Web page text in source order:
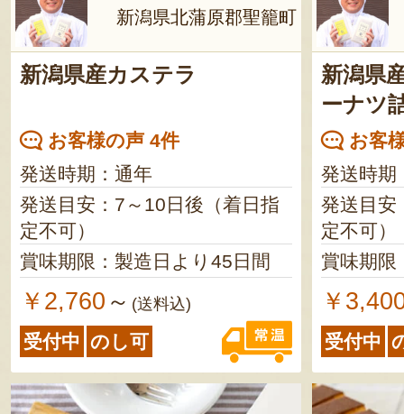
新潟県北蒲原郡聖籠町
新潟県産カステラ
お客様の声 4件
発送時期：通年
発送目安：7～10日後（着日指
定不可）
賞味期限：製造日より45日間
￥2,760 ～ (送料込)
受付中 のし可
新潟県
ーナツ
お客
発送時期
発送目安
定不可）
賞味期限
￥
受付中